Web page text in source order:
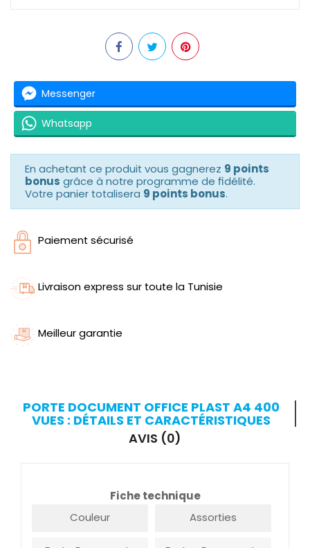
Messenger
Whatsapp
En achetant ce produit vous gagnerez 9 points
bonus grâce à notre programme de fidélité.
Votre panier totalisera 9 points bonus.
Paiement sécurisé
Livraison express sur toute la Tunisie
Meilleur garantie
PORTE DOCUMENT OFFICE PLAST A4 400
VUES : DÉTAILS ET CARACTÉRISTIQUES
AVIS (0)
Fiche technique
Couleur
Assorties